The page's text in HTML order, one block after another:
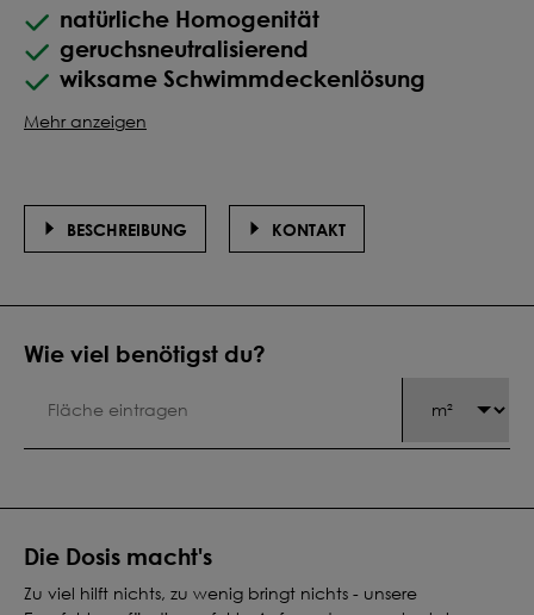
natürliche Homogenität
geruchsneutralisierend
wiksame Schwimmdeckenlösung
Mehr anzeigen
Wie viel benötigst du?
BESCHREIBUNG KONTAKT
Die Dosis macht's
Zu viel hilft nichts, zu wenig bringt nichts - unsere